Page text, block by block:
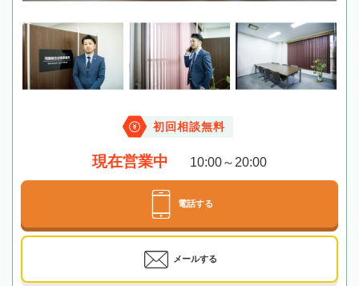
初回相談無料
現在営業中 10:00～20:00
電話する
メールする